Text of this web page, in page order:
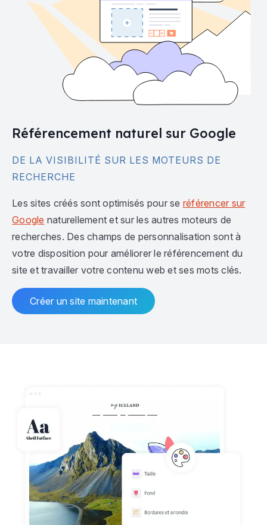
Référencement naturel sur Google
DE LA VISIBILITÉ SUR LES MOTEURS DE
RECHERCHE
Les sites créés sont optimisés pour se référencer sur
Google naturellement et sur les autres moteurs de
recherches. Des champs de personnalisation sont à
votre disposition pour améliorer le référencement du
site et travailler votre contenu web et ses mots clés.
Créer un site maintenant